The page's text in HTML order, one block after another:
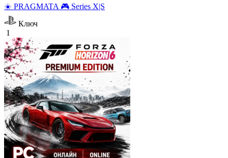
☀️ PRAGMATA 🎮 Series X|S
Ключ
1